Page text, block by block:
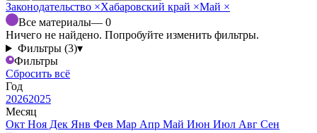
Законодательство ×Хабаровский край ×Май ×
Все материалы— 0
Ничего не найдено. Попробуйте изменить фильтры.
Фильтры (3)▾
Фильтры
Сбросить всё
Год
20262025
Месяц
Окт Ноя Дек Янв Фев Мар Апр Май Июн Июл Авг Сен